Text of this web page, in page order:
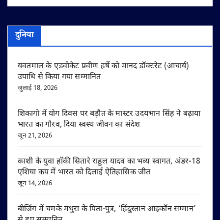
दुनिया
यवतमाल के एडवोकेट प्रवीण हर्षे को मानद डॉक्टरेट (आचार्य)
उपाधि से किया गया सम्मानित
जुलाई 18, 2026
शिकागो में योग दिवस पर बड़ौत के मास्टर उदयभान सिंह ने बढ़ाया
भारत का गौरव, दिया स्वस्थ जीवन का संदेश
जून 21, 2026
काशी के युवा हॉकी सितारे राहुल यादव का भव्य स्वागत, अंडर-18
एशिया कप में भारत को दिलाई ऐतिहासिक जीत
जून 14, 2026
बीजिंग में चमके मथुरा के पिता-पुत्र, ‘हिंदुस्तान आइकॉन सम्मान’